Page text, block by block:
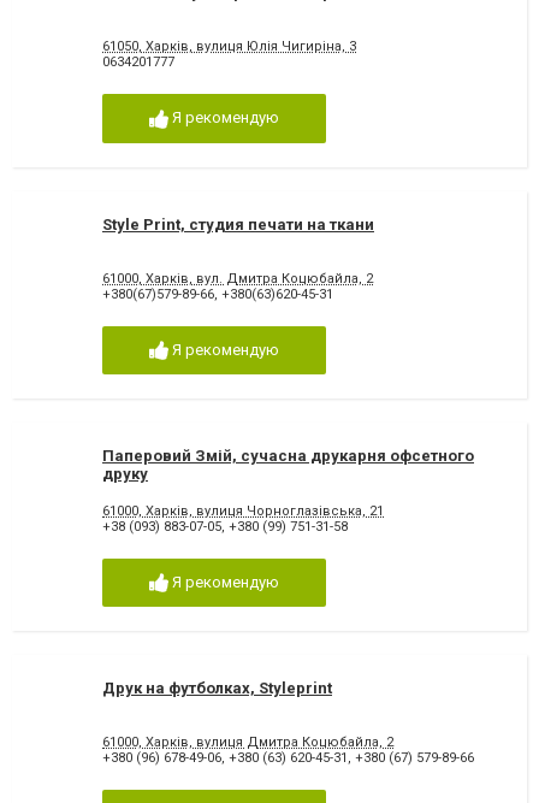
61050, Харків, вулиця Юлія Чигиріна, 3
0634201777
Я рекомендую
Style Print, студия печати на ткани
61000, Харків, вул. Дмитра Коцюбайла, 2
+380(67)579-89-66, +380(63)620-45-31
Я рекомендую
Паперовий Змій, сучасна друкарня офсетного
друку
61000, Харків, вулиця Чорноглазівська, 21
+38 (093) 883-07-05, +380 (99) 751-31-58
Я рекомендую
Друк на футболках, Styleprint
61000, Харків, вулиця Дмитра Коцюбайла, 2
+380 (96) 678-49-06, +380 (63) 620-45-31 , +380 (67) 579-89-66